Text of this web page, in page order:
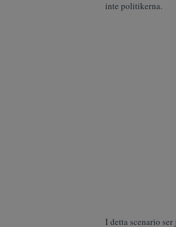
inte politikerna.
I detta scenario